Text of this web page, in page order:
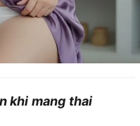
khi mang thai